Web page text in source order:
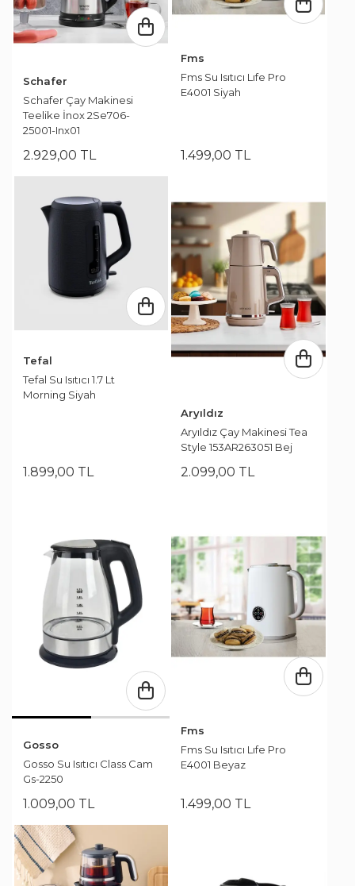
Schafer
Schafer Çay Makinesi
Teelike İnox 2Se706-
25001-Inx01
2.929,00 TL
Fms
Fms Su Isıtıcı Lıfe Pro
E4001 Siyah
1.499,00 TL
Tefal
Tefal Su Isıtıcı 1.7 Lt
Morning Siyah
1.899,00 TL
Aryıldız
Aryıldız Çay Makinesi Tea
Style 153AR263051 Bej
2.099,00 TL
Gosso
Gosso Su Isıtıcı Class Cam
Gs-2250
1.009,00 TL
Fms
Fms Su Isıtıcı Lıfe Pro
E4001 Beyaz
1.499,00 TL